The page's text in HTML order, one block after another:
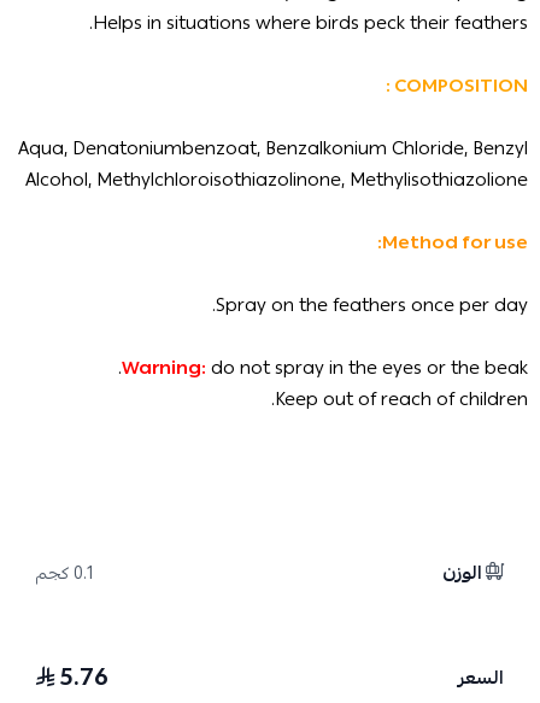
Helps in situations where birds peck their feathers.
COMPOSITION :
Aqua, Denatoniumbenzoat, Benzalkonium Chloride, Benzyl
Alcohol, Methylchloroisothiazolinone, Methylisothiazolione
Method for use:
Spray on the feathers once per day.
Warning:do not spray in the eyes or the beak.
Keep out of reach of children.
الوزن 0.1 كجم
السعر 5.76